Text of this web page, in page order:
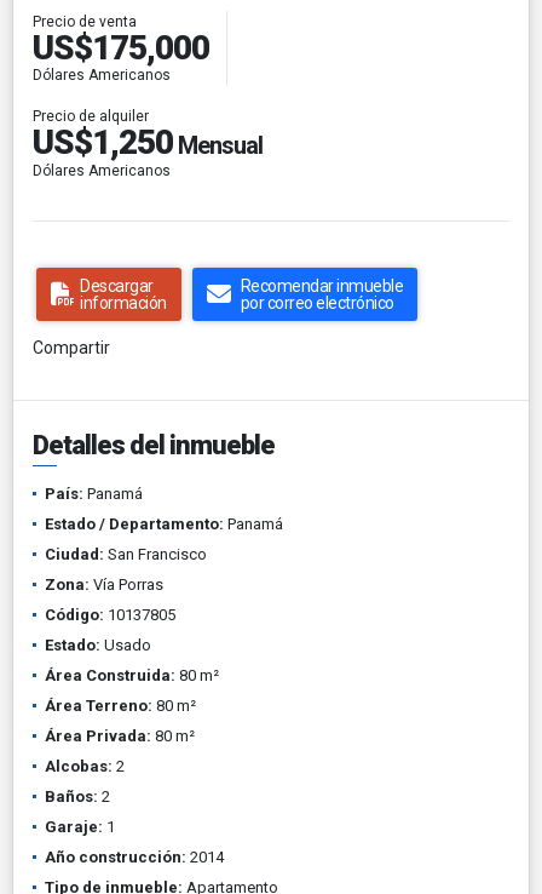
Precio de venta
US$175,000
Dólares Americanos
Precio de alquiler
US$1,250 Mensual
Dólares Americanos
Descargar
información
Recomendar inmueble
por correo electrónico
Compartir
Detalles del inmueble
País: Panamá
Estado / Departamento: Panamá
Ciudad: San Francisco
Zona: Vía Porras
Código: 10137805
Estado: Usado
Área Construida: 80 m²
Área Terreno: 80 m²
Área Privada: 80 m²
Alcobas: 2
Baños: 2
Garaje: 1
Año construcción: 2014
Tipo de inmueble: Apartamento